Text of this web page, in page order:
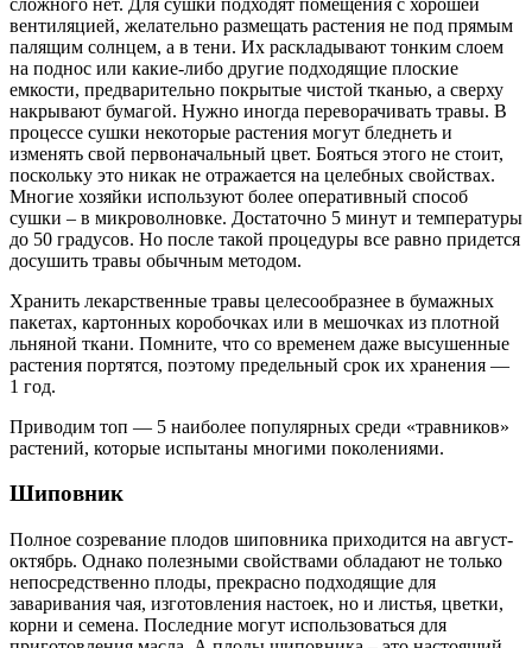
вентиляцией, желательно размещать растения не под прямым
палящим солнцем, а в тени. Их раскладывают тонким слоем
на поднос или какие-либо другие подходящие плоские
емкости, предварительно покрытые чистой тканью, а сверху
накрывают бумагой. Нужно иногда переворачивать травы. В
процессе сушки некоторые растения могут бледнеть и
изменять свой первоначальный цвет. Бояться этого не стоит,
поскольку это никак не отражается на целебных свойствах.
Многие хозяйки используют более оперативный способ
сушки – в микроволновке. Достаточно 5 минут и температуры
до 50 градусов. Но после такой процедуры все равно придется
досушить травы обычным методом.
Хранить лекарственные травы целесообразнее в бумажных
пакетах, картонных коробочках или в мешочках из плотной
льняной ткани. Помните, что со временем даже высушенные
растения портятся, поэтому предельный срок их хранения —
1 год.
Приводим топ — 5 наиболее популярных среди «травников»
растений, которые испытаны многими поколениями.
Шиповник
Полное созревание плодов шиповника приходится на август-
октябрь. Однако полезными свойствами обладают не только
непосредственно плоды, прекрасно подходящие для
заваривания чая, изготовления настоек, но и листья, цветки,
корни и семена. Последние могут использоваться для